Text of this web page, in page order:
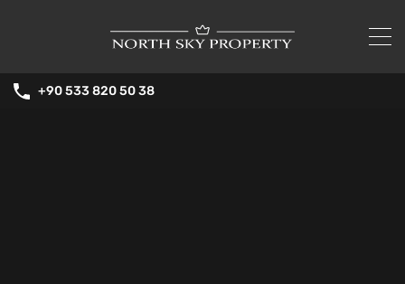
+90 533 820 50 38